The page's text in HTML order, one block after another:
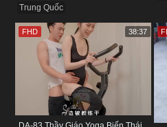
Trung Quốc
FHD 38:37